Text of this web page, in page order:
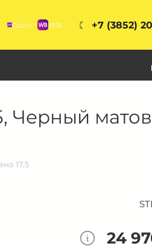
Ozon WB +7 (3852)
Черный
17,5
24